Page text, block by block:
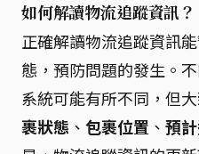
如何解讀物流追蹤資訊？
正確解讀物流追蹤資訊
態，預防問題的發生。
系統可能有所不同，但
裹狀態 、 包裹位置 、 預